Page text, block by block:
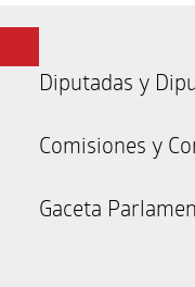
Diputadas y
Comisiones y
Gaceta